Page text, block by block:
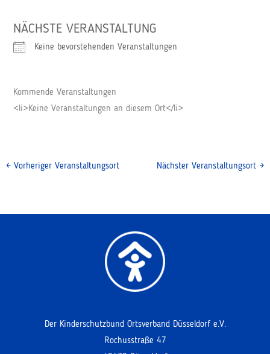
NÄCHSTE VERANSTALTUNG
Keine bevorstehenden Veranstaltungen
Kommende Veranstaltungen
<li>Keine Veranstaltungen an diesem Ort</li>
←Vorheriger Veranstaltungsort Nächster Veranstaltungsort →
Der Kinderschutzbund Ortsverband Düsseldorf e.V.
Rochusstraße 47